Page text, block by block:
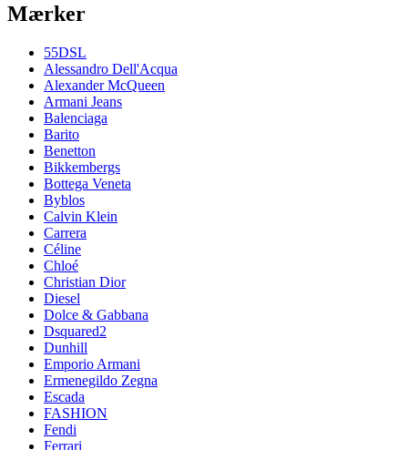
Mærker
55DSL
Alessandro Dell'Acqua
Alexander McQueen
Armani Jeans
Balenciaga
Barito
Benetton
Bikkembergs
Bottega Veneta
Byblos
Calvin Klein
Carrera
Céline
Chloé
Christian Dior
Diesel
Dolce & Gabbana
Dsquared2
Dunhill
Emporio Armani
Ermenegildo Zegna
Escada
FASHION
Fendi
Ferrari